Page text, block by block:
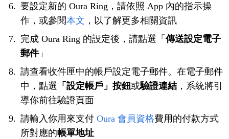
要設定新的 Oura Ring，請依照 App 內的指示操
作，或參閱本文 ，以了解更多相關資訊
完成 Oura Ring 的設定後，請點選「傳送設定電子
郵件」
請查看收件匣中的帳戶設定電子郵件。在電子郵件
中，點選 「設定帳戶」按鈕或驗證連結 ，系統將引
導你前往驗證頁面
請輸入你用來支付 Oura 會員資格費用的付款方式
所對應的帳單地址